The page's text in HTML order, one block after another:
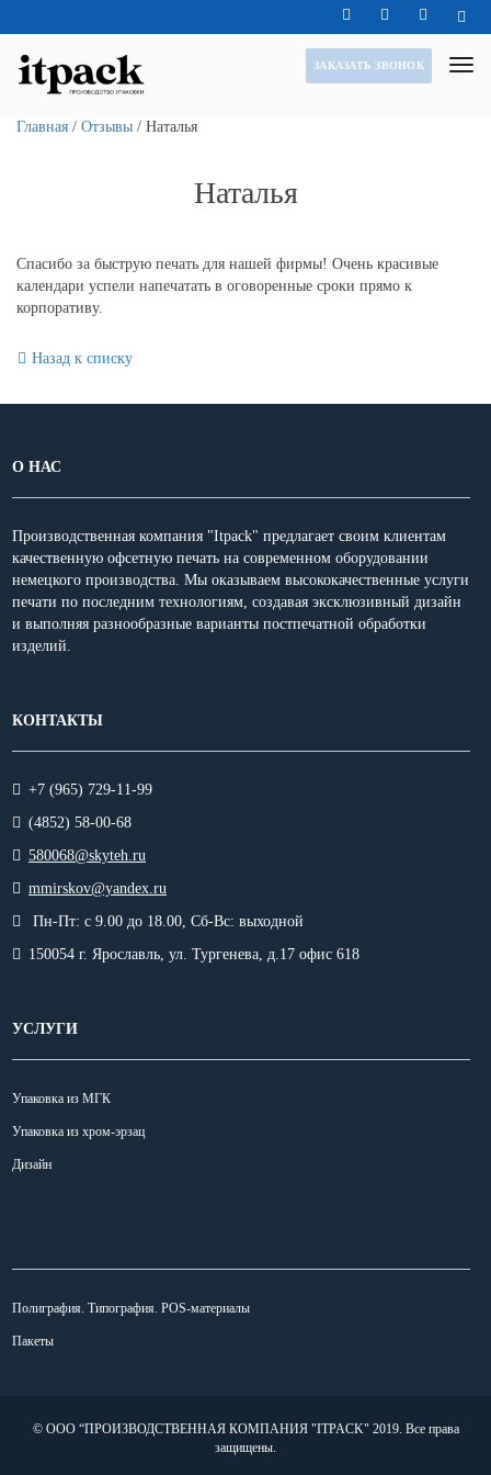
ЗАКАЗАТЬ ЗВОНОК
Главная / Отзывы / Наталья
Наталья
Спасибо за быструю печать для нашей фирмы! Очень красивые
календари успели напечатать в оговоренные сроки прямо к
корпоративу.
Назад к списку
О НАС
Производственная компания "Itpack" предлагает своим клиентам
качественную офсетную печать на современном оборудовании
немецкого производства. Мы оказываем высококачественные услуги
печати по последним технологиям, создавая эксклюзивный дизайн
и выполняя разнообразные варианты постпечатной обработки
изделий.
КОНТАКТЫ
+7 (965) 729-11-99
(4852) 58-00-68
580068@skyteh.ru
mmirskov@yandex.ru
Пн-Пт: с 9.00 до 18.00, Сб-Вс: выходной
150054 г. Ярославль, ул. Тургенева, д.17 офис 618
УСЛУГИ
Упаковка из МГК
Упаковка из хром-эрзац
Дизайн
Полиграфия. Типография. POS-материалы
Пакеты
© ООО “ПРОИЗВОДСТВЕННАЯ КОМПАНИЯ "ITPACK" 2019. Все права
защищены.